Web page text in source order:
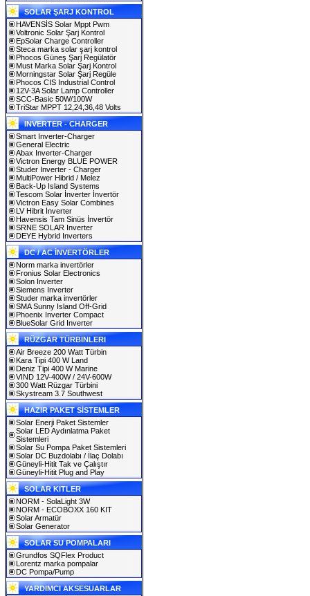
SOLAR ŞARJ KONTROL
HAVENSİS Solar Mppt Pwm
Voltronic Solar Şarj Kontrol
EpSolar Charge Controller
Steca marka solar şarj kontrol
Phocos Güneş Şarj Regülatör
Must Marka Solar Şarj Kontrol
Morningstar Solar Şarj Regüle
Phocos CIS Industrial Control
12V-3A Solar Lamp Controller
SCC-Basic 50W/100W
TriStar MPPT 12,24,36,48 Volts
INVERTER - CHARGER
Smart Inverter-Charger
General Electric
Abax Inverter-Charger
Victron Energy BLUE POWER
Studer Inverter - Charger
MultiPower Hibrid / Melez
Back-Up Island Systems
Tescom Solar İnverter İnvertör
Victron Easy Solar Combines
LV Hibrit İnverter
Havensis Tam Sinüs İnvertör
SRNE SOLAR Inverter
DEYE Hybrid Inverters
DC / AC İNVERTÖRLER
Norm marka invertörler
Fronius Solar Electronics
Solon Inverter
Siemens Inverter
Studer marka invertörler
SMA Sunny Island Off-Grid
Phoenix Inverter Compact
BlueSolar Grid Inverter
RÜZGAR TÜRBINLERI
Air Breeze 200 Watt Türbin
Kara Tipi 400 W Land
Deniz Tipi 400 W Marine
VIND 12V-400W / 24V-600W
300 Watt Rüzgar Türbini
Skystream 3.7 Southwest
HAZIR PAKET SİSTEMLER
Solar Enerji Paket Sistemler
Solar LED Aydınlatma Paket
Sistemleri
Solar Su Pompa Paket Sistemleri
Solar DC Buzdolabı / İlaç Dolabı
Güneyli-Hitit Tak ve Çalıştır
Güneyli-Hitit Plug and Play
SOLAR KITLER
NORM - SolaLight 3W
NORM - ECOBOXX 160 KIT
Solar Armatür
Solar Generator
SOLAR SU POMPALARI
Grundfos SQFlex Product
Lorentz marka pompalar
DC Pompa/Pump
YARDIMCI AKSESUARLAR